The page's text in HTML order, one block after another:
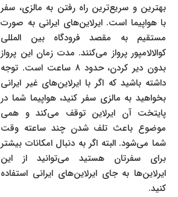
بهترین و سریع‌ترین راه رفتن به مالزی، سفر
با هواپیما است. ایرلاین‌های ایرانی به صورت
مستقیم به مقصد فرودگاه بین المللی
کوالالامپور پرواز می‌کنند. مدت زمان این پرواز
بدون دیر کردن، حدود ۸ ساعت است. توجه
داشته باشید که اگر با ایرلاین‌های غیر ایرانی
بخواهید به مالزی سفر کنید، هواپیما‌ شما در
پایتخت آن ایرلاین توقف می‌کند و همی
موضوع باعث تلف شدن چند ساعته وقت
شما می‌شود. البته اگر به دنبال امکانات بیشتر
برای سفرتان هستید می‌توانید از این
ایرلاین‌ها به جای ایرلاین‌های ایرانی استفاده
کنید.